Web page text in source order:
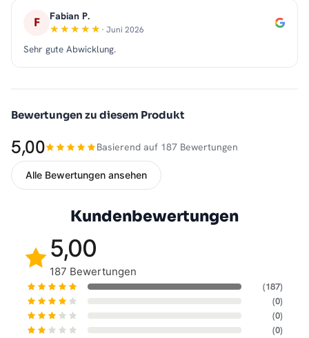
F Fabian P.
· Juni 2026
Sehr gute Abwicklung.
Bewertungen zu diesem Produkt
5,00 Basierend auf 187 Bewertungen
Alle Bewertungen ansehen
Kundenbewertungen
5,00
187 Bewertungen
(187)
(0)
(0)
(0)